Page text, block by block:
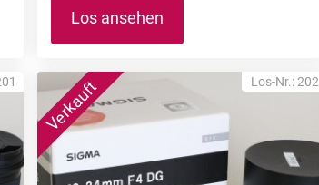
Los ansehen
Los-Nr.: 202